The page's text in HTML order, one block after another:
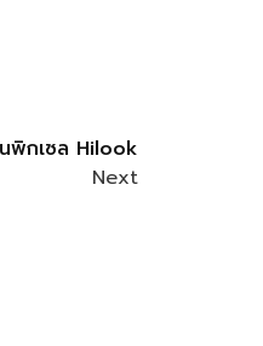
พิกเซล Hilook
Next